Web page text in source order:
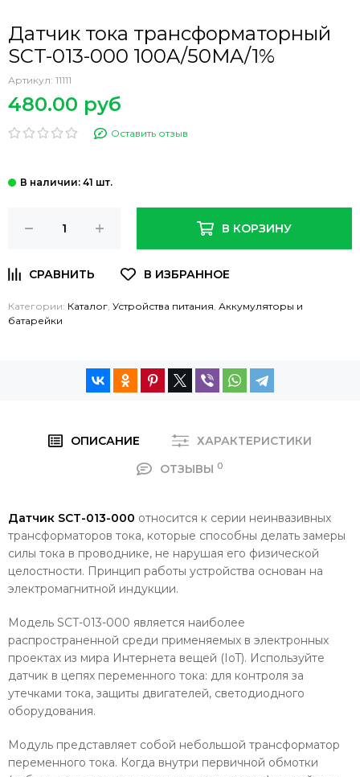
Датчик тока трансформаторный
SCT-013-000 100A/50MA/1%
Артикул: 11111
480.00 руб
Оставить отзыв
: 41 шт.
В КОРЗИНУ
Категории: Каталог, Устройства питания, Аккумуляторы и
батарейки
ОПИСАНИЕ
ХАРАКТЕРИСТИКИ
ОТЗЫВЫ 0
Датчик SCT-013-000 относится к серии неинвазивных
трансформаторов тока, которые способны делать замеры
силы тока в проводнике, не нарушая его физической
целостности. Принцип работы устройства основан на
электромагнитной индукции.
Модель SCT-013-000 является наиболее
распространенной среди применяемых в электронных
проектах из мира Интернета вещей (IoT). Используйте
датчик в цепях переменного тока: для контроля за
утечками тока, защиты двигателей, светодиодного
оборудования.
Модуль представляет собой небольшой трансформатор
переменного тока. Когда внутри первичной обмотки